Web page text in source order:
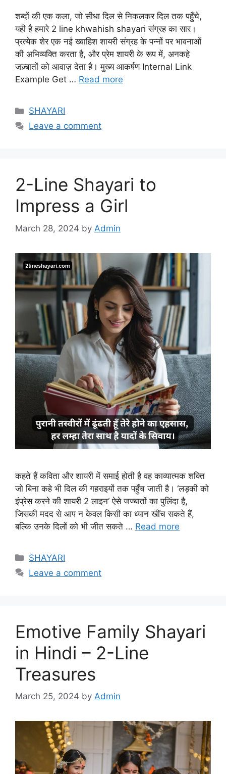
शब्दों की एक कला, जो सीधा दिल से निकलकर दिल तक पहुँचे,
यही है हमारे 2 line khwahish shayari संग्रह का सार।
प्रत्येक शेर एक नई ख्वाहिश शायरी संग्रह के पन्नों पर भावनाओं
की अभिव्यक्ति करता है, और प्रेम शायरी के रूप में, अनकहे
जज़्बातों को आवाज़ देता है। मुख्य आकर्षण Internal Link
Example Get … Read more
Categories
SHAYARI
Leave a comment
2-Line Shayari to
Impress a Girl
March 28, 2024 by Admin
कहते हैं कविता और शायरी में समाई होती है वह काव्यात्मक शक्ति
जो बिना कहे भी दिल की गहराइयों तक पहुँच जाती है। ‘लड़की को
इंप्रेस करने की शायरी 2 लाइन‘ ऐसे जज्बातों का पुलिंदा है,
जिसकी मदद से आप न केवल किसी का ध्यान खींच सकते हैं,
बल्कि उनके दिलों को भी जीत सकते … Read more
Categories
SHAYARI
Leave a comment
Emotive Family Shayari
in Hindi – 2-Line
Treasures
March 25, 2024 by Admin